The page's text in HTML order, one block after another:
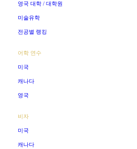
영국 대학 / 대학원
미술유학
전공별 랭킹
어학 연수
미국
캐나다
영국
비자
미국
캐나다